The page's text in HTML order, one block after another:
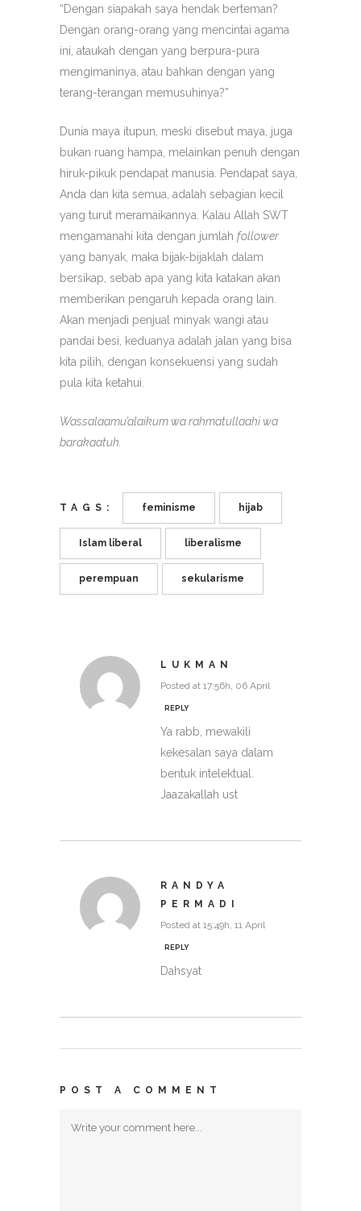
“Dengan siapakah saya hendak berteman?
Dengan orang-orang yang mencintai agama
ini, ataukah dengan yang berpura-pura
mengimaninya, atau bahkan dengan yang
terang-terangan memusuhinya?”
Dunia maya itupun, meski disebut maya, juga
bukan ruang hampa, melainkan penuh dengan
hiruk-pikuk pendapat manusia. Pendapat saya,
Anda dan kita semua, adalah sebagian kecil
yang turut meramaikannya. Kalau Allah SWT
mengamanahi kita dengan jumlah follower
yang banyak, maka bijak-bijaklah dalam
bersikap, sebab apa yang kita katakan akan
memberikan pengaruh kepada orang lain.
Akan menjadi penjual minyak wangi atau
pandai besi, keduanya adalah jalan yang bisa
kita pilih, dengan konsekuensi yang sudah
pula kita ketahui.
Wassalaamu’alaikum wa rahmatullaahi wa
barakaatuh.
TAGS: feminisme hijab
Islam liberal liberalisme
perempuan sekularisme
LUKMAN
Posted at 17:56h, 06 April
REPLY
Ya rabb, mewakili
kekesalan saya dalam
bentuk intelektual.
Jaazakallah ust
RANDYA
PERMADI
Posted at 15:49h, 11 April
REPLY
Dahsyat
POST A COMMENT